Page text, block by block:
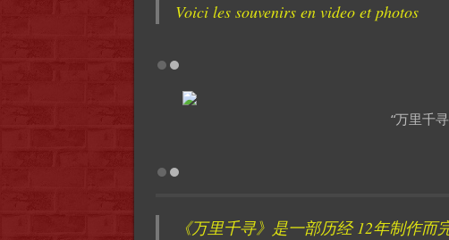
Voici les souvenirs en video et photos
“万里千
《万里千寻》是一部历经 12年制作